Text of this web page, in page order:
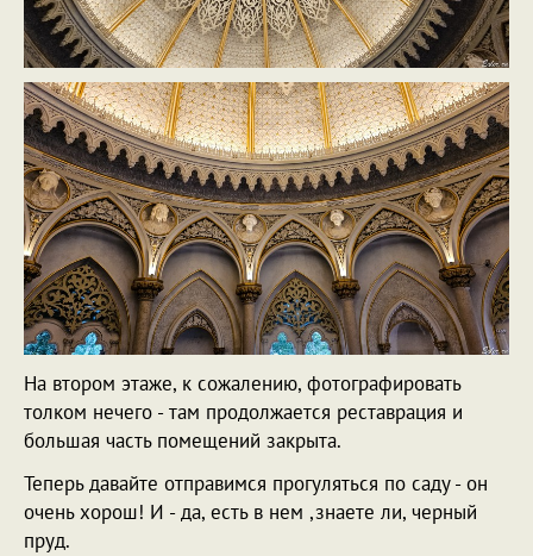
На втором этаже, к сожалению, фотографировать
толком нечего - там продолжается реставрация и
большая часть помещений закрыта.
Теперь давайте отправимся прогуляться по саду - он
очень хорош! И - да, есть в нем ,знаете ли, черный
пруд.